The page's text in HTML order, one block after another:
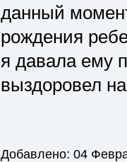
данный
рождения
я давала ему
выздоровел
Добавлено: 04